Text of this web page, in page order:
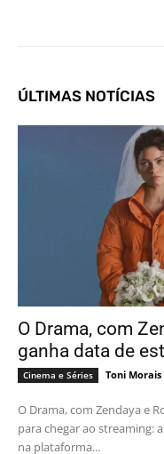
ÚLTIMAS NOTÍCIAS
O Drama, com
ganha data de
Cinema e Séries Toni Morais
O Drama, com Zendaya e
para chegar ao streaming:
na plataforma...